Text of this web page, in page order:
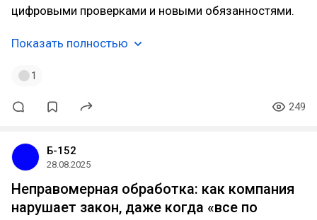
цифровыми проверками и новыми обязанностями.
Показать полностью
1
249
Б-152
28.08.2025
Неправомерная обработка: как компания
нарушает закон, даже когда «все по